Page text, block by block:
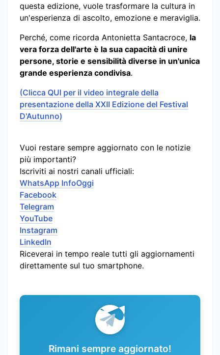
questa edizione, vuole trasformare la cultura in
un'esperienza di ascolto, emozione e meraviglia.
Perché, come ricorda Antonietta Santacroce, la
vera forza dell'arte è la sua capacità di unire
persone, storie e sensibilità diverse in un'unica
grande esperienza condivisa.
(Clicca QUI per il video integrale della
presentazione della XXII Edizione del Festival
D'Autunno)
Vuoi restare sempre aggiornato con le notizie
più importanti?
Iscriviti ai nostri canali ufficiali:
WhatsApp InfoOggi
Facebook
Telegram
YouTube
Instagram
LinkedIn
Riceverai in tempo reale tutti gli aggiornamenti
direttamente sul tuo smartphone.
Rimani sempre aggiornato!